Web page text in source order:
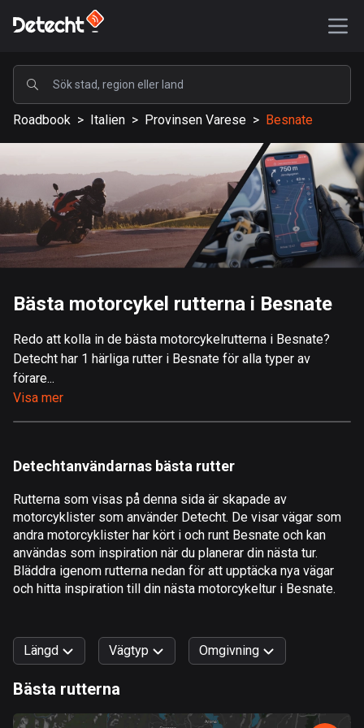
POPULÄRA
USA
588553 rutter
Sverige
204088 rutter
Storbritannien
115499 rutter
9 rutter
182 rutter
Algeriet
175 rutter
Amerikanska Jungfruöarna
1 rutt
Angola
Antigua och Barbuda
Roadbook > Italien > Provinsen Varese > Besnate
Bästa motorcykel rutterna i Besnate
Redo att kolla in de bästa motorcykelrutterna i Besnate?
Detecht har 1 härliga rutter i Besnate för alla typer av
förare...
Visa mer
Detechtanvändarnas bästa rutter
Rutterna som visas på denna sida är skapade av
motorcyklister som använder Detecht. De visar vägar som
andra motorcyklister har kört i och runt Besnate och kan
användas som inspiration när du planerar din nästa tur.
Bläddra igenom rutterna nedan för att upptäcka nya vägar
och hitta inspiration till din nästa motorcykeltur i Besnate.
Längd Vägtyp Omgivning
Bästa rutterna